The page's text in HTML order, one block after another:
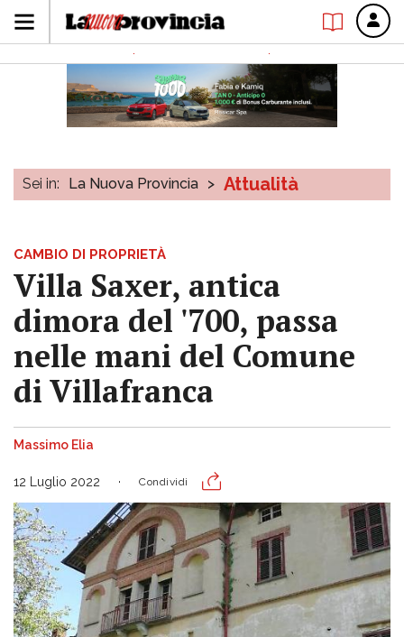
Sei in: La Nuova Provincia > Attualità
CAMBIO DI PROPRIETÀ
Villa Saxer, antica
dimora del '700, passa
nelle mani del Comune
di Villafranca
Massimo Elia
12 Luglio 2022 Condividi